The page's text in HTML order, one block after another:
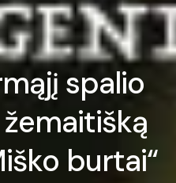
spalio
burtai“